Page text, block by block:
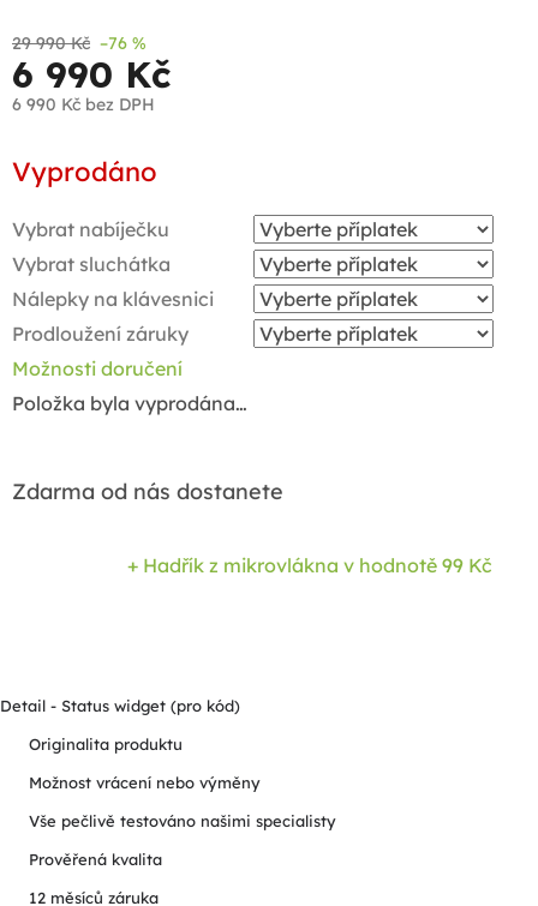
29 990 Kč –76 %
6 990 Kč
6 990 Kč bez DPH
cena:
Vyprodáno
Vybrat nabíječku
Vybrat sluchátka
Nálepky na klávesnici
Prodloužení záruky
Možnosti doručení
Položka byla vyprodána…
Zdarma od nás dostanete
+ Hadřík z mikrovlákna v hodnotě 99 Kč
Detail - Status widget (pro kód)
Originalita produktu
Možnost vrácení nebo výměny
Vše pečlivě testováno našimi specialisty
Prověřená kvalita
12 měsíců záruka